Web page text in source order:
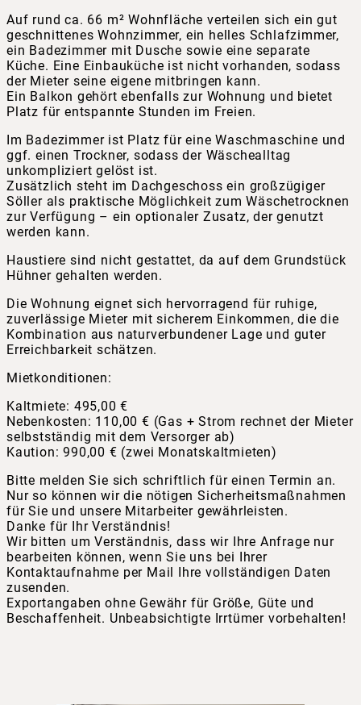
Auf rund ca. 66 m² Wohnfläche verteilen sich ein gut
geschnittenes Wohnzimmer, ein helles Schlafzimmer,
ein Badezimmer mit Dusche sowie eine separate
Küche. Eine Einbauküche ist nicht vorhanden, sodass
der Mieter seine eigene mitbringen kann.
Ein Balkon gehört ebenfalls zur Wohnung und bietet
Platz für entspannte Stunden im Freien.
Im Badezimmer ist Platz für eine Waschmaschine und
ggf. einen Trockner, sodass der Wäschealltag
unkompliziert gelöst ist.
Zusätzlich steht im Dachgeschoss ein großzügiger
Söller als praktische Möglichkeit zum Wäschetrocknen
zur Verfügung – ein optionaler Zusatz, der genutzt
werden kann.
Haustiere sind nicht gestattet, da auf dem Grundstück
Hühner gehalten werden.
Die Wohnung eignet sich hervorragend für ruhige,
zuverlässige Mieter mit sicherem Einkommen, die die
Kombination aus naturverbundener Lage und guter
Erreichbarkeit schätzen.
Mietkonditionen:
Kaltmiete: 495,00 €
Nebenkosten: 110,00 € (Gas + Strom rechnet der Mieter
selbstständig mit dem Versorger ab)
Kaution: 990,00 € (zwei Monatskaltmieten)
Bitte melden Sie sich schriftlich für einen Termin an.
Nur so können wir die nötigen Sicherheitsmaßnahmen
für Sie und unsere Mitarbeiter gewährleisten.
Danke für Ihr Verständnis!
Wir bitten um Verständnis, dass wir Ihre Anfrage nur
bearbeiten können, wenn Sie uns bei Ihrer
Kontaktaufnahme per Mail Ihre vollständigen Daten
zusenden.
Exportangaben ohne Gewähr für Größe, Güte und
Beschaffenheit. Unbeabsichtigte Irrtümer vorbehalten!